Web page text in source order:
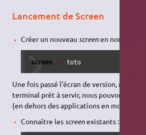
Lancement de Screen
Créer un nouveau screenen nommant la
screen -S toto
Une fois passé l'écran de version, nous
terminal prêt à servir, nous pouvons
(en dehors des applications en mode
Connaître les screenexistants :